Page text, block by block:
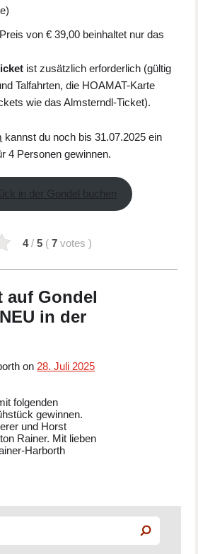
von € 39,00 beinhaltet nur das
ist zusätzlich erforderlich (gültig
Talfahrten, die HOAMAT-Karte
wie das Almsterndl-Ticket).
kannst du noch bis 31.07.2025 ein
4 Personen gewinnen.
in der Gondel buchen
4 / 5 ( 7 votes)
auf Gondel
in der
on28. Juli 2025
folgenden
gewinnen.
und Horst
Rainer. Mit lieben
Harborth